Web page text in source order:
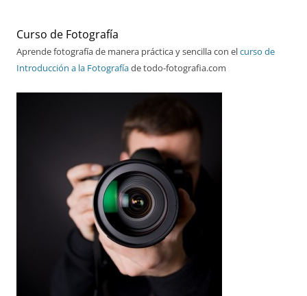
Curso de Fotografía
Aprende fotografía de manera práctica y sencilla con elcurso de
Introducción a la Fotografíade todo-fotografia.com